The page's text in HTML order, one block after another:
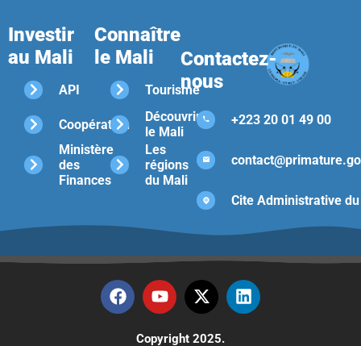
Investir
au Mali
API
Coopération
Ministère
des
Finances
Connaître
le Mali
Tourisme
Découvrir
le Mali
Les
régions
du Mali
Contactez-
nous
+223 20 01 49 00
Cite Administrative
Copyright 2025.